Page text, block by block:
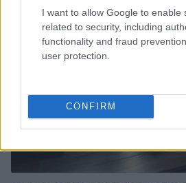
I want to allow Google to enable
related to security, including
functionality and fraud
user protection.
CONFIRM